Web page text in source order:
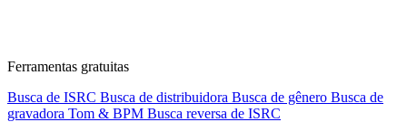
Ferramentas gratuitas
Busca de ISRC Busca de distribuidora Busca de gênero Busca de
gravadora Tom & BPM Busca reversa de ISRC